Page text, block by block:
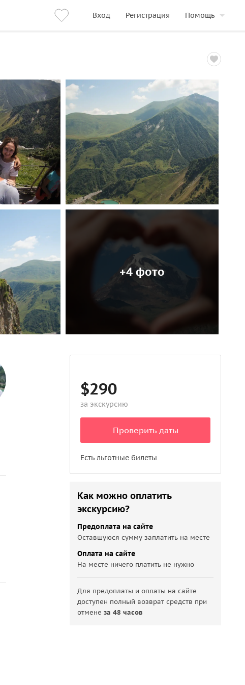
Вход Регистрация Помощь
+4 фото
$290
за экскурсию
Проверить даты
Есть льготные билеты
Как можно оплатить
экскурсию?
Предоплата на сайте
Оставшуюся сумму заплатить на месте
Оплата на сайте
На месте ничего платить не нужно
Для предоплаты и оплаты на сайте
доступен полный возврат средств при
отменеза 48 часов